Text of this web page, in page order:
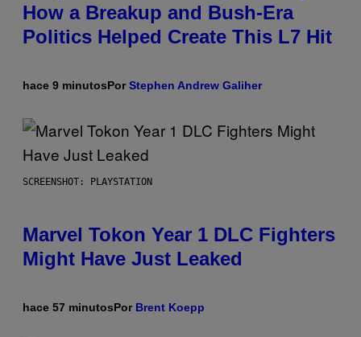
How a Breakup and Bush-Era
Politics Helped Create This L7 Hit
hace 9 minutosPorStephen Andrew Galiher
SCREENSHOT: PLAYSTATION
Marvel Tokon Year 1 DLC Fighters
Might Have Just Leaked
hace 57 minutosPor Brent Koepp